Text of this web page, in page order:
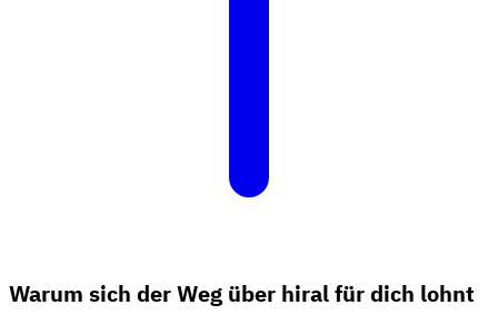
Warum sich der Weg über hiral für dich lohnt